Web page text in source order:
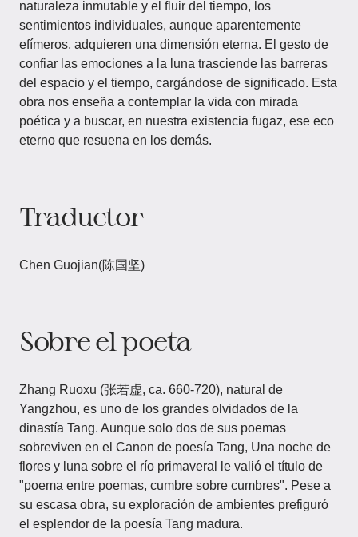
naturaleza inmutable y el fluir del tiempo, los
sentimientos individuales, aunque aparentemente
efímeros, adquieren una dimensión eterna. El gesto de
confiar las emociones a la luna trasciende las barreras
del espacio y el tiempo, cargándose de significado. Esta
obra nos enseña a contemplar la vida con mirada
poética y a buscar, en nuestra existencia fugaz, ese eco
eterno que resuena en los demás.
Traductor
Chen Guojian(陈国坚)
Sobre el poeta
Zhang Ruoxu (张若虚, ca. 660-720), natural de
Yangzhou, es uno de los grandes olvidados de la
dinastía Tang. Aunque solo dos de sus poemas
sobreviven en el Canon de poesía Tang, Una noche de
flores y luna sobre el río primaveral le valió el título de
"poema entre poemas, cumbre sobre cumbres". Pese a
su escasa obra, su exploración de ambientes prefiguró
el esplendor de la poesía Tang madura.